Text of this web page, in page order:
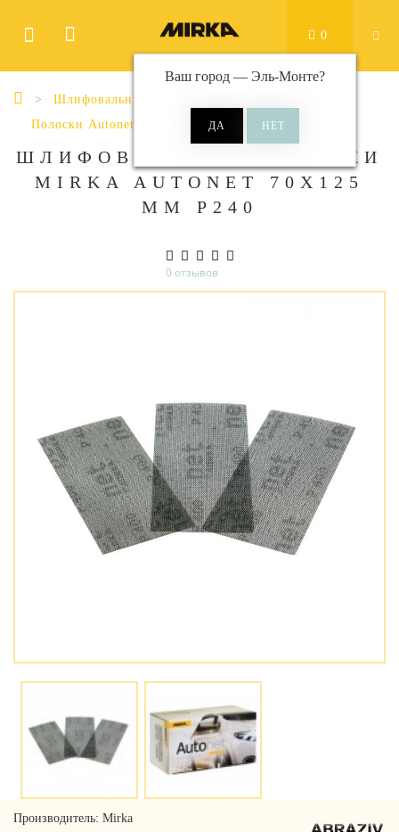
Ваш город — Эль-Монте?
0
Шлифовальные материалы
Полоски Autonet
Autonet 70x125 мм
ШЛИФОВАЛЬНЫЕ ПОЛОСКИ
MIRKA AUTONET 70Х125
ММ P240
0 отзывов
Производитель: Mirka